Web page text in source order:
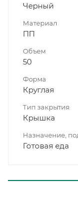
Черный
Материал
ПП
Объем
50
Форма
Круглая
Тип закрытия
Крышка
Назначение,
Готовая еда